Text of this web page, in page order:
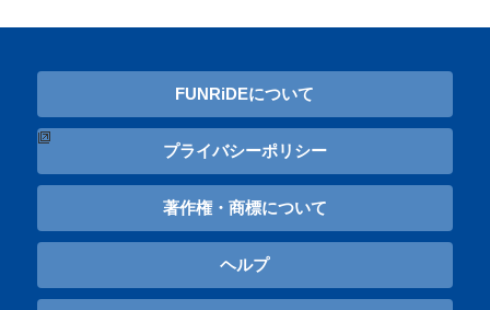
FUNRiDEについて
プライバシーポリシー
著作権・商標について
ヘルプ